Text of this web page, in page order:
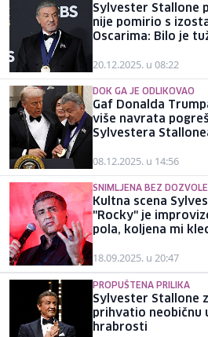
Sylvester Stallone
nije pomirio s
Oscarima: Bilo je
20.12.2025. u 08:22
DOK GA JE ODLIKOVAO
Gaf Donalda
više navrata
Sylvestera
08.12.2025. u 14:56
SNIMLJENA BEZ DOZVOLE
Kultna scena
"Rocky" je
pola, koljena mi
18.09.2025. u 20:47
PROPUŠTENA PRILIKA
Sylvester Stallone
prihvatio neobičnu
hrabrosti